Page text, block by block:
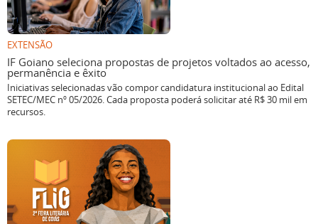
EXTENSÃO
IF Goiano seleciona propostas de projetos voltados ao acesso,
permanência e êxito
Iniciativas selecionadas vão compor candidatura institucional ao Edital
SETEC/MEC nº 05/2026. Cada proposta poderá solicitar até R$ 30 mil em
recursos.